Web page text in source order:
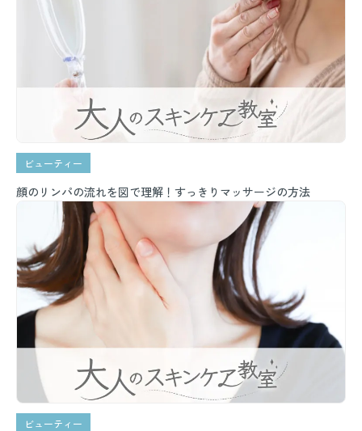
ビューティー
顔のリンパの流れを図で理解！すっきりマッサージの方法
ビューティー